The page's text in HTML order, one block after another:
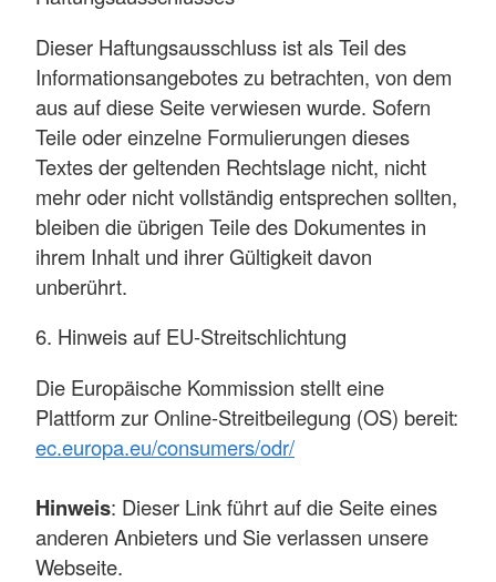
Dieser Haftungsausschluss ist als Teil des
Informationsangebotes zu betrachten, von dem
aus auf diese Seite verwiesen wurde. Sofern
Teile oder einzelne Formulierungen dieses
Textes der geltenden Rechtslage nicht, nicht
mehr oder nicht vollständig entsprechen sollten,
bleiben die übrigen Teile des Dokumentes in
ihrem Inhalt und ihrer Gültigkeit davon
unberührt.
6. Hinweis auf EU-Streitschlichtung
Die Europäische Kommission stellt eine
Plattform zur Online-Streitbeilegung (OS) bereit:
ec.europa.eu/consumers/odr/
Hinweis: Dieser Link führt auf die Seite eines
anderen Anbieters und Sie verlassen unsere
Webseite.